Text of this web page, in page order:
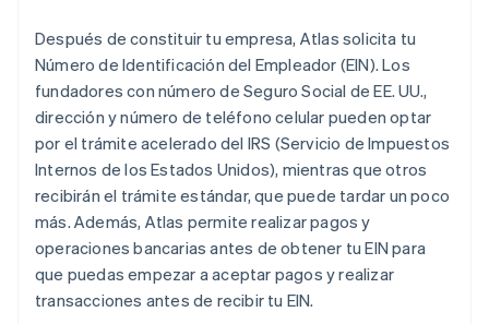
Después de constituir tu empresa, Atlas solicita tu
Número de Identificación del Empleador (EIN). Los
fundadores con número de Seguro Social de EE. UU.,
dirección y número de teléfono celular pueden optar
por el trámite acelerado del IRS (Servicio de Impuestos
Internos de los Estados Unidos), mientras que otros
recibirán el trámite estándar, que puede tardar un poco
más. Además, Atlas permite realizar pagos y
operaciones bancarias antes de obtener tu EIN para
que puedas empezar a aceptar pagos y realizar
transacciones antes de recibir tu EIN.